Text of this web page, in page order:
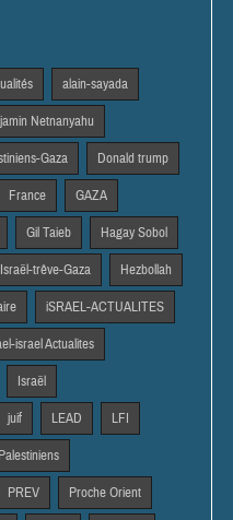
alain-sayada
Netnanyahu
Gaza Donald trump
France GAZA
Gil Taieb Hagay Sobol
trêve-Gaza Hezbollah
iSRAEL-ACTUALITES
israel Actualites
Israël
juif LEAD LFI
Palestiniens
PREV Proche Orient